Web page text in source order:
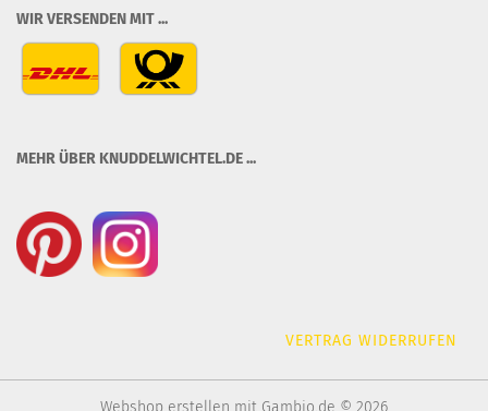
WIR VERSENDEN MIT ...
MEHR ÜBER KNUDDELWICHTEL.DE ...
VERTRAG WIDERRUFEN
Webshop erstellen mit Gambio.de © 2026